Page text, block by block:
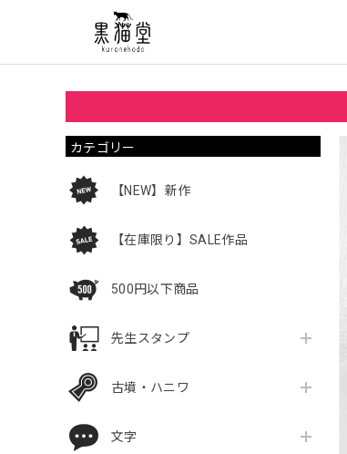
カテゴリー
【NEW】新作
【在庫限り】SALE作品
500円以下商品
先生スタンプ
古墳・ハニワ
文字